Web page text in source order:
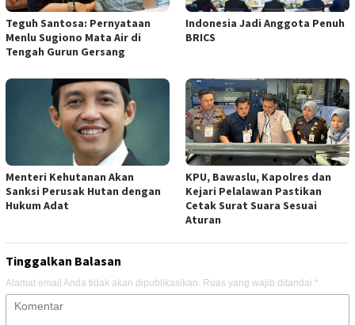
Teguh Santosa: Pernyataan
Menlu Sugiono Mata Air di
Tengah Gurun Gersang
Indonesia Jadi Anggota Penuh
BRICS
Menteri Kehutanan Akan
Sanksi Perusak Hutan dengan
Hukum Adat
KPU, Bawaslu, Kapolres dan
Kejari Pelalawan Pastikan
Cetak Surat Suara Sesuai
Aturan
Tinggalkan Balasan
Alamat email Anda tidak akan dipublikasikan. Ruas yang wajib ditandai *